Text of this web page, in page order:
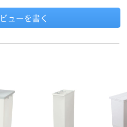
ューを書く